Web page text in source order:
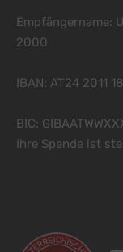
Empfängername:
2000
IBAN: AT24 2011
BIC:
Ihre Spende ist